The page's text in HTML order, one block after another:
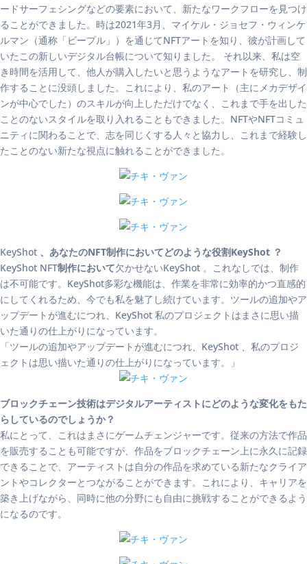
ードサーフェシングなどの要素において、新たなワークフローを見つけ
ることができました。時は2021年3月、マイケル・ジョセフ・ウィンケ
ルマン（通称「ビープル」）を通じてNFTアートを知り、彼が計画して
いたこの新しいデジタル台帳について知りました。 それ以来、私は空
き時間を活用して、他人が購入したいと思うようなアートを研究し、制
作することに没頭しました。これにより、私のアート（主にメカデザイ
ンが中心でした）のスキルが向上しただけでなく、これまで手を出した
ことのないスタイルを取り入れることもできました。NFTやNFTコミュ
ニティに関わることで、志を同じくする人々と協力し、これまで経験し
たことのない新たな視点に触れることができました。
KeyShot 、あなたのNFT制作においてどのような役割KeyShot ？
KeyShot NFT制作において欠かせないKeyShot 。これなしでは、制作
は不可能です。KeyShot多彩な機能は、作業を非常に効率的かつ直感的
にしてくれるため、今でも私を魅了し続けています。ツールの追加やア
ップデートが進むにつれ、KeyShot 私のプロジェクトはまさに思い描
いた通りの仕上がりになっています。
「ツールの追加やアップデートが進むにつれ、KeyShot 、私のプロジ
ェクトは思い描いた通りの仕上がりになっています。」
ブロックチェーン技術はデジタルアーティストにどのような変化をもた
らしているのでしょうか？
私にとって、これはまさにゲームチェンジャーです。従来の方法で作品
を販売することも可能ですが、作品をブロックチェーン上に永久に記録
できることで、アーティストは自分の作品を求めている新たなクライア
ントやコレクターとつながることができます。これにより、キャリアを
築き上げながら、同時に他の分野にも自由に挑戦することができるよう
になるのです。